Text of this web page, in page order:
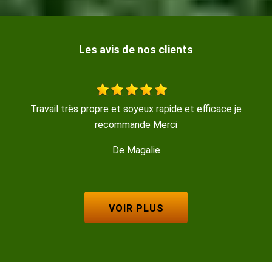
Les avis de nos clients
travail sérieux rapide bon contact
VOIR PLUS